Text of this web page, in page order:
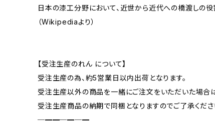
日本の漆工分野において、近世から近代への橋渡しの役
（Wikipediaより）
【受注生産のれん について】
受注生産の為、約5営業日以内出荷となります。
受注生産以外の商品を一緒にご注文をいただいた場合
受注生産商品の納期で同梱となりますのでご了承くださ
─━━─━─━